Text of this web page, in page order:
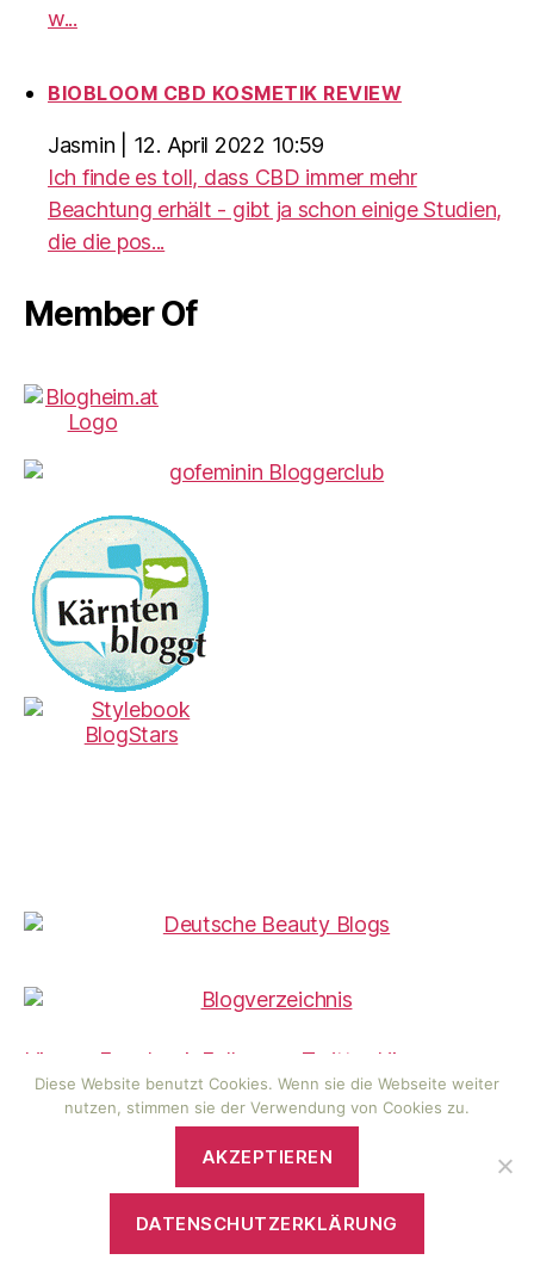
w...
BIOBLOOM CBD KOSMETIK REVIEW
Jasmin
12. April 2022 10:59
Ich finde es toll, dass CBD immer mehr
Beachtung erhält - gibt ja schon einige Studien,
die die pos...
Member Of
Like on Facebook Follow on Twitter
Like on
Pinterest Follow on Instagram Like on Bloglovin
visionas Wunderwelt
Datenschutzerklärung
Diese Website benutzt Cookies. Wenn sie die Webseite weiter
nutzen, stimmen sie der Verwendung von Cookies zu.
AKZEPTIEREN
DATENSCHUTZERKLÄRUNG